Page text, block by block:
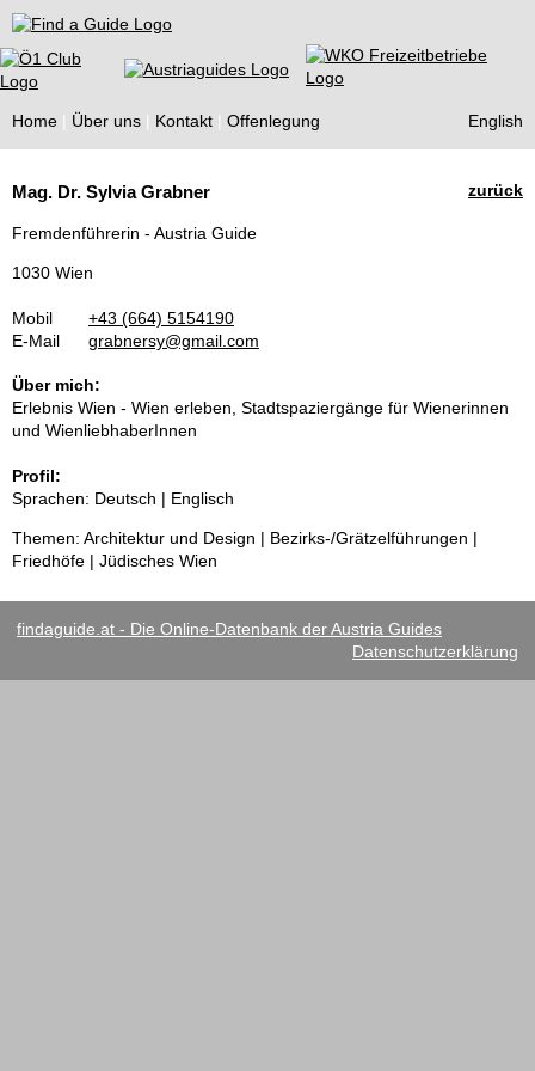
Find a Guide
Home Über uns Kontakt Offenlegung English
Guides
zurück
Mag. Dr. Sylvia Grabner
Fremdenführerin - Austria Guide
1030 Wien
Mobil
+43 (664) 5154190
E-Mail
grabnersy@gmail.com
Über mich:
Erlebnis Wien - Wien erleben, Stadtspaziergänge für Wienerinnen
und WienliebhaberInnen
Profil:
Sprachen: Deutsch | Englisch
Themen: Architektur und Design | Bezirks-/Grätzelführungen |
Friedhöfe | Jüdisches Wien
findaguide.at - Die Online-Datenbank der Austria Guides
Datenschutzerklärung